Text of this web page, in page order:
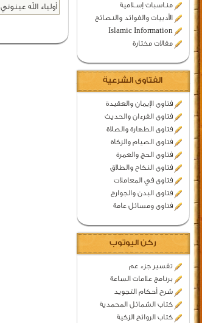
منـاسبات إسـلامية
الأدبيات والفوائد والنصائح
Islamic Information
مقالات مختارة
الفتاوى الشرعية
فتاوى الإيمان والعقيدة
فتاوى القرءان والحديث
فتاوى الطهارة والصلاة
فتاوى الصيام والزكاة
فتاوى الحج والعمرة
فتاوى النكاح والطلاق
فتاوى في المعاملات
فتاوى البدن والجوارح
فتاوى ومسائل عامة
ركن اليوتوب
تفسير جزء عم
برنامج علامات الساعة
شرح أحكام التجويد
كتاب الشمائل المحمدية
كتاب الروائح الزكية
أولياء الله عينوني